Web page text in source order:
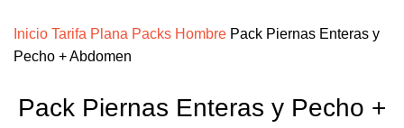
Inicio Tarifa Plana Packs Hombre Pack Piernas Enteras y
Pecho + Abdomen
Pack Piernas Enteras y Pecho +